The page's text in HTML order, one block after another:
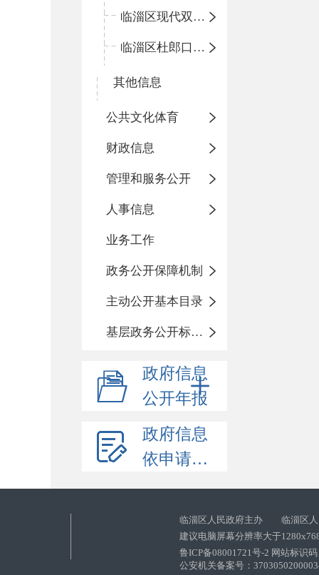
临淄区现代双语学校
临淄区杜郎口小学
其他信息
公共文化体育
财政信息
管理和服务公开
人事信息
业务工作
政务公开保障机制
主动公开基本目录
基层政务公开标准化目录
政府信息
公开年报
政府信息
依申请公开
临淄区人民政府主办 临淄区人
建议电脑屏幕分辨率大于
鲁ICP备08001721号-2 网站标识
公安机关备案号：